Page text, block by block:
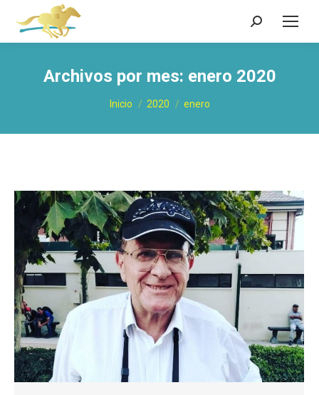
Buscar:
Archivos por mes: enero 2020
Estás aquí:
Inicio 2020 enero